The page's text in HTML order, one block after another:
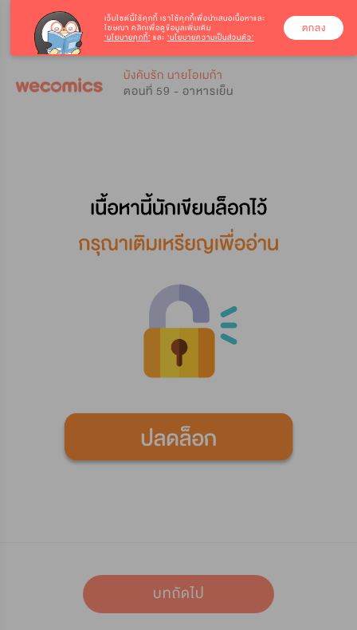
บังคับรัก นายโอเมก้า
ตอนที่ 59 - อาหารเย็น
บทถัดไป
เว็บไซต์นี้ใช้คุกกี้ เราใช้คุกกี้เพื่อนำเสนอเนื้อหาและ
โฆษณา คลิกเพื่อดูข้อมูลเพิ่มเติม
‘นโยบายคุกกี้’ และ ‘นโยบายความเป็นส่วนตัว’
ตกลง